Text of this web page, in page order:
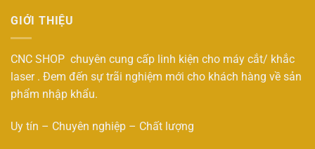
GIỚI THIỆU
CNC SHOP chuyên cung cấp linh kiện cho máy cắt/ khắc
laser . Đem đến sự trãi nghiệm mới cho khách hàng về sản
phẩm nhập khẩu.
Uy tín – Chuyên nghiệp – Chất lượng